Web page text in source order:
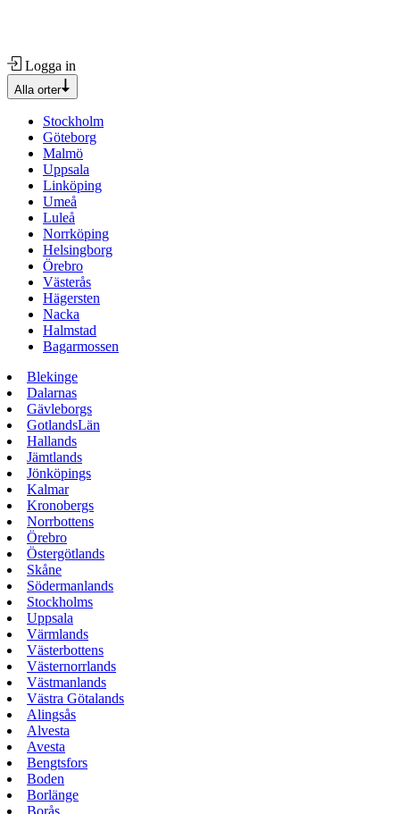
Logga in
Alla orter
Stockholm
Göteborg
Malmö
Uppsala
Linköping
Umeå
Luleå
Norrköping
Helsingborg
Örebro
Västerås
Hägersten
Nacka
Halmstad
Bagarmossen
Blekinge
Dalarnas
Gävleborgs
GotlandsLän
Hallands
Jämtlands
Jönköpings
Kalmar
Kronobergs
Norrbottens
Örebro
Östergötlands
Skåne
Södermanlands
Stockholms
Uppsala
Värmlands
Västerbottens
Västernorrlands
Västmanlands
Västra Götalands
Alingsås
Alvesta
Avesta
Bengtsfors
Boden
Borlänge
Borås